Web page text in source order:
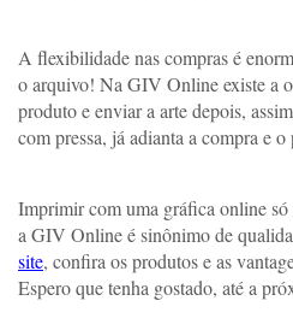
A flexibilidade nas compras é
o arquivo! Na GIV Online existe a
produto e enviar a arte depois,
com pressa, já adianta a compra e o
Imprimir com uma gráfica online
site, confira os produtos e as
Espero que tenha gostado, até a